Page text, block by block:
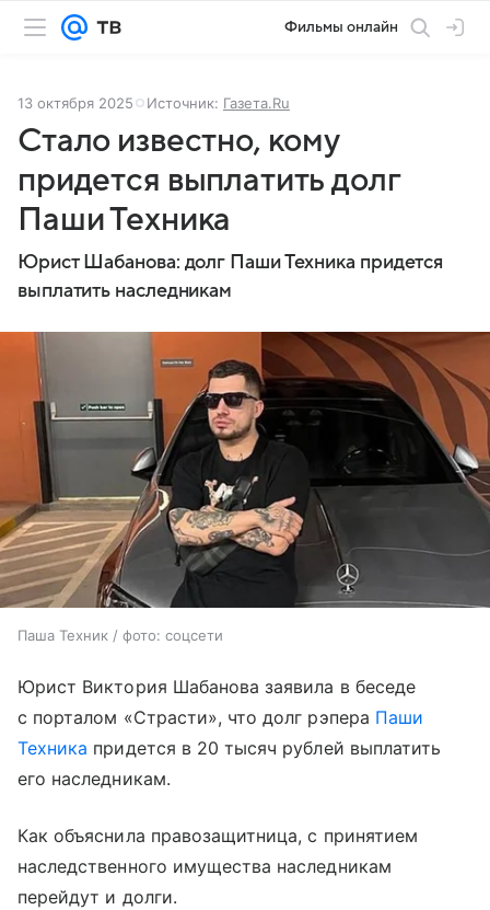
Фильмы онлайн
13 октября 2025 Источник: Газета.Ru
Стало известно, кому
придется выплатить долг
Паши Техника
Юрист Шабанова: долг Паши Техника придется
выплатить наследникам
Паша Техник / фото: соцсети
Юрист Виктория Шабанова заявила в беседе
с порталом «Страсти», что долг рэпера Паши
Техника придется в 20 тысяч рублей выплатить
его наследникам.
Как объяснила правозащитница, с принятием
наследственного имущества наследникам
перейдут и долги.